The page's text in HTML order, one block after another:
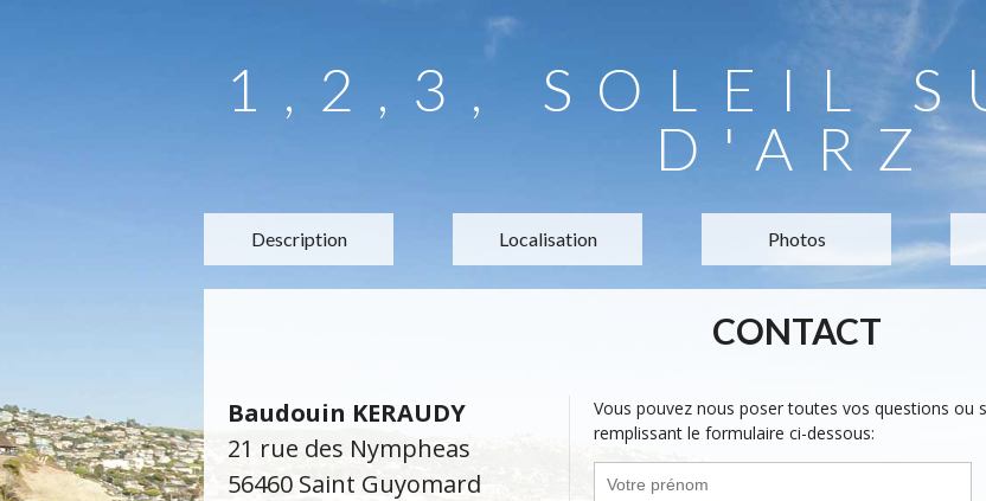
1,2,3, SOLEIL
D'ARZ
Description Localisation Photos
CONTACT
Baudouin KERAUDY
21 rue des Nympheas
56460 Saint Guyomard
Vous pouvez nous poser toutes vos questions ou
remplissant le formulaire ci-dessous: